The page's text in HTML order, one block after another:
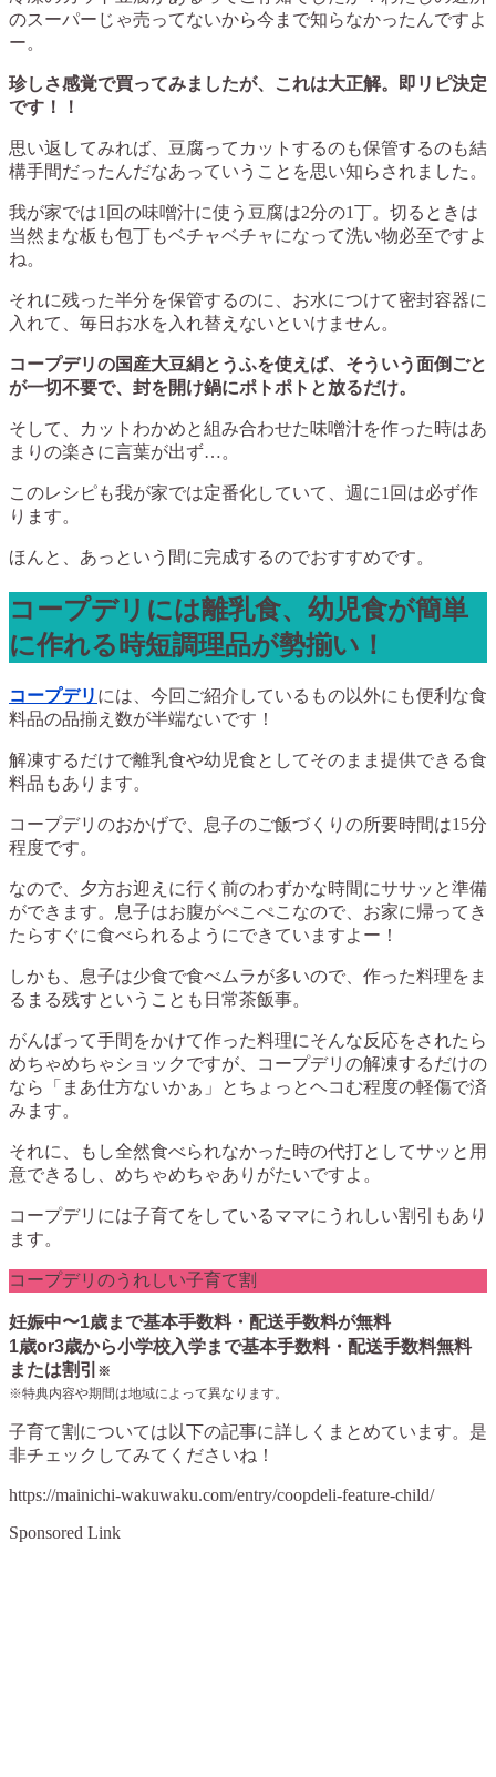
のスーパーじゃ売ってないから今まで知らなかったんですよ
ー。
珍しさ感覚で買ってみましたが、これは大正解。即リピ決定
です！！
思い返してみれば、豆腐ってカットするのも保管するのも結
構手間だったんだなあっていうことを思い知らされました。
我が家では1回の味噌汁に使う豆腐は2分の1丁。切るときは
当然まな板も包丁もベチャベチャになって洗い物必至ですよ
ね。
それに残った半分を保管するのに、お水につけて密封容器に
入れて、毎日お水を入れ替えないといけません。
コープデリの国産大豆絹とうふを使えば、そういう面倒ごと
が一切不要で、封を開け鍋にポトポトと放るだけ。
そして、カットわかめと組み合わせた味噌汁を作った時はあ
まりの楽さに言葉が出ず…。
このレシピも我が家では定番化していて、週に1回は必ず作
ります。
ほんと、あっという間に完成するのでおすすめです。
コープデリには離乳食、幼児食が簡単
に作れる時短調理品が勢揃い！
コープデリ には、今回ご紹介しているもの以外にも便利な食
料品の品揃え数が半端ないです！
解凍するだけで離乳食や幼児食としてそのまま提供できる食
料品もあります。
コープデリのおかげで、息子のご飯づくりの所要時間は15分
程度です。
なので、夕方お迎えに行く前のわずかな時間にササッと準備
ができます。息子はお腹がぺこぺこなので、お家に帰ってき
たらすぐに食べられるようにできていますよー！
しかも、息子は少食で食べムラが多いので、作った料理をま
るまる残すということも日常茶飯事。
がんばって手間をかけて作った料理にそんな反応をされたら
めちゃめちゃショックですが、コープデリの解凍するだけの
なら「まあ仕方ないかぁ」とちょっとヘコむ程度の軽傷で済
みます。
それに、もし全然食べられなかった時の代打としてサッと用
意できるし、めちゃめちゃありがたいですよ。
コープデリには子育てをしているママにうれしい割引もあり
ます。
コープデリのうれしい子育て割
妊娠中〜1歳まで基本手数料・配送手数料が無料
1歳or3歳から小学校入学まで基本手数料・配送手数料無料
または割引 ※
※特典内容や期間は地域によって異なります。
子育て割については以下の記事に詳しくまとめています。是
非チェックしてみてくださいね！
https://mainichi-wakuwaku.com/entry/coopdeli-feature-child/
Sponsored Link